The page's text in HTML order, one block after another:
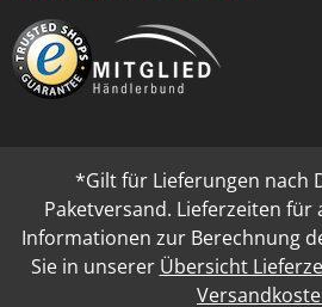
*Gilt für Lieferungen nach
Paketversand. Lieferzeiten für
Informationen zur Berechnung
Sie in unserer Übersicht